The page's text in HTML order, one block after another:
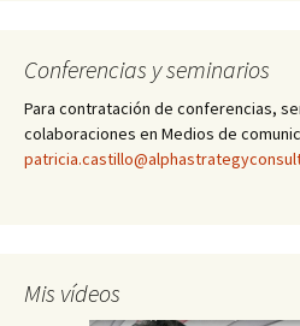
Conferencias y seminarios
Para contratación de conferencias,
colaboraciones en Medios de
Mis vídeos